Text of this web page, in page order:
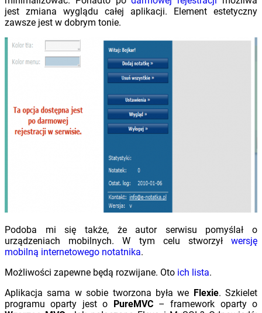
jest zmiana wyglądu całej aplikacji. Element estetyczny
zawsze jest w dobrym tonie.
Podoba mi się także, że autor serwisu pomyślał o
urządzeniach mobilnych. W tym celu stworzył wersję
mobilną internetowego notatnika.
Możliwości zapewne będą rozwijane. Oto ich lista.
Aplikacja sama w sobie tworzona była we Flexie. Szkielet
programu oparty jest o PureMVC– framework oparty o